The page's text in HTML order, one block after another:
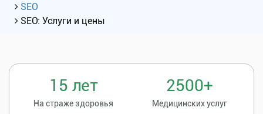
SEO
SEO: Услуги и цены
15 лет
На страже здоровья
2500+
Медицинских услуг